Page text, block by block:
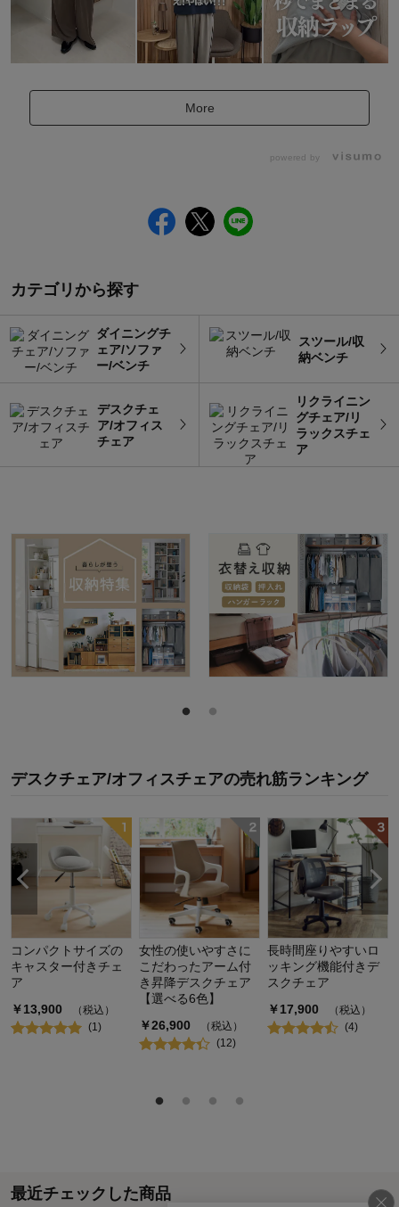
More
powered by
カテゴリから探す
ダイニングチ
ェア/ソファ
ー/ベンチ
スツール/収
納ベンチ
デスクチェ
ア/オフィス
チェア
リクライニン
グチェア/リ
ラックスチェ
ア
デスクチェア/オフィスチェアの売れ筋ランキング
コンパクトサイズの
キャスター付きチェ
ア
￥13,900
（税込）
(1)
女性の使いやすさに
こだわったアーム付
き昇降デスクチェア
【選べる6色】
￥26,900
（税込）
(12)
長時間座りやすいロ
ッキング機能付きデ
スクチェア
￥17,900
（税込）
(4)
最近チェックした商品